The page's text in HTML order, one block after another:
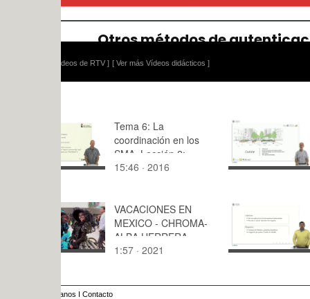
[ Ver más Vídeos didácticos ]
Tema 6: La
coordinación en los
SMA. Lección 2:
Diseño de
15:46 · 2016
dimensions
7:08 · 2020
VACACIONES EN
MEXICO - CHROMA-
ALBA HERRERA,
NURIA BOSCH,
1:57 · 2021 8:,0 · 2023